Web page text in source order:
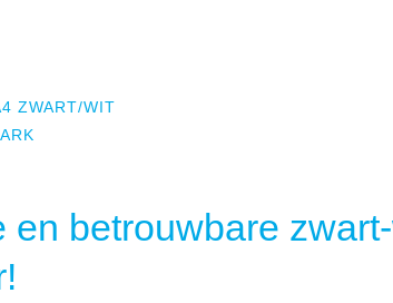
ZWART/WIT
en betrouwbare